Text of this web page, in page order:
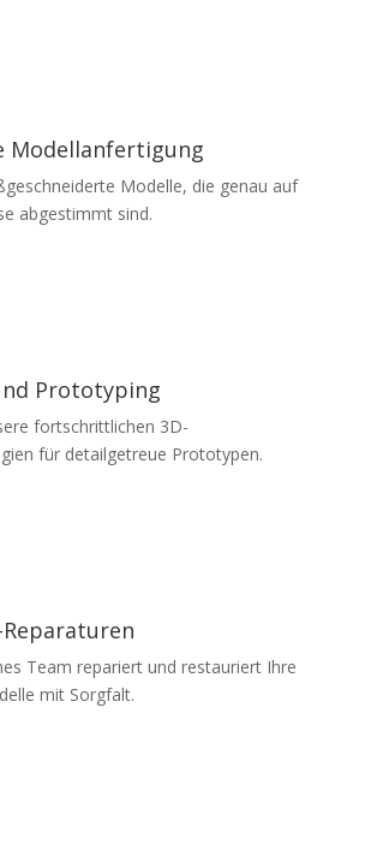
Modellanfertigung
Modelle, die genau auf
abgestimmt sind.
Prototyping
fortschrittlichen 3D-
für detailgetreue Prototypen.
Team repariert und restauriert Ihre
mit Sorgfalt.